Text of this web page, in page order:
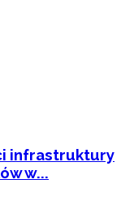
infrastruktury
w...